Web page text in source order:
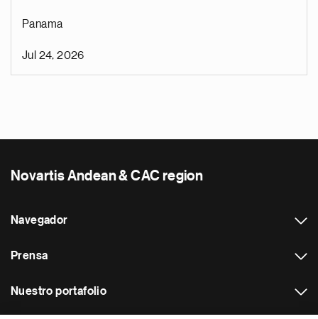
Panama
Jul 24, 2026
Novartis Andean & CAC region
Navegador
Prensa
Nuestro portafolio